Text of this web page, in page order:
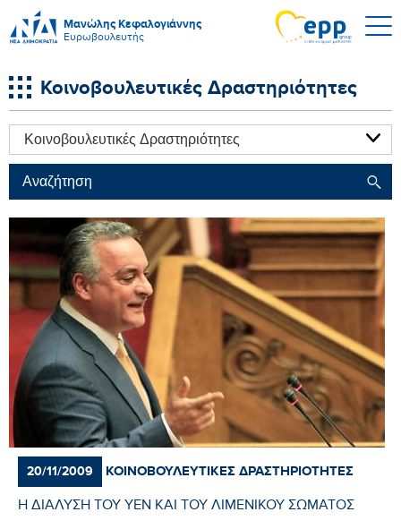
Μανώλης Κεφαλογιάννης
Ευρωβουλευτής
Κοινοβουλευτικές Δραστηριότητες
20/11/2009 ΚΟΙΝΟΒΟΥΛΕΥΤΙΚΈΣ ΔΡΑΣΤΗΡΙΌΤΗΤΕΣ
Η ΔΙΑΛΥΣΗ ΤΟΥ ΥΕΝ ΚΑΙ ΤΟΥ ΛΙΜΕΝΙΚΟΥ ΣΩΜΑΤΟΣ